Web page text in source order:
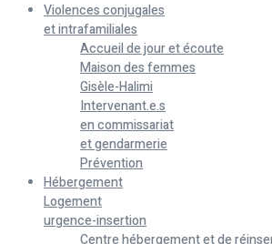
Violences conjugales
et intrafamiliales
Accueil de jour et écoute
Maison des femmes
Gisèle-Halimi
Intervenant.e.s
en commissariat
et gendarmerie
Prévention
Hébergement
Logement
urgence-insertion
Centre hébergement et de